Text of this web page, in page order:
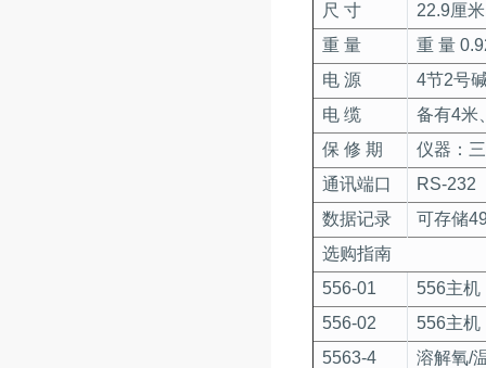
尺 寸
22.9厘
重 量
重 量
电 源
4节2号
电 缆
备有4米
保 修 期
仪器：
通讯端口
RS-232
数据记录
可存储
选购指南
556-01
556主机
556-02
556主机
5563-4
溶解氧/